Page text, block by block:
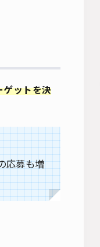
ゲットを決
応募も増